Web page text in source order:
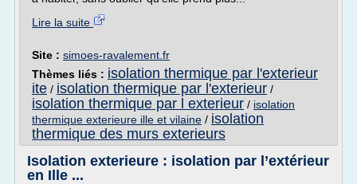
Lire la suite
Site : simoes-ravalement.fr
Thèmes liés : isolation thermique par l'exterieur
ite / isolation thermique par l'exterieur /
isolation thermique par l exterieur / isolation
thermique exterieure ille et vilaine / isolation
thermique des murs exterieurs
Isolation exterieure : isolation par l’extérieur
en Ille ...